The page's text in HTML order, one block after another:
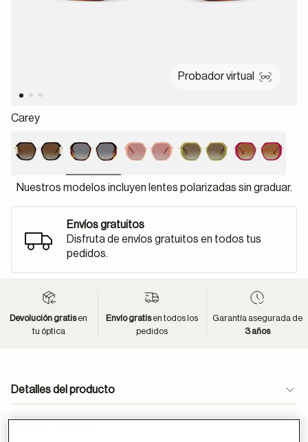
Probador virtual
Carey
selected
Nuestros modelos incluyen lentes polarizadas sin graduar.
Envíos gratuitos
Disfruta de envíos gratuitos en todos tus
pedidos.
Devolución gratisen
tu óptica
Envío gratisen todos los
pedidos
Garantía asegurada de
3 años
Detalles del producto